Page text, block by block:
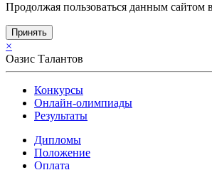
Продолжая пользоваться данным сайтом
Принять
×
Оазис Талантов
Конкурсы
Онлайн-олимпиады
Результаты
Дипломы
Положение
Оплата